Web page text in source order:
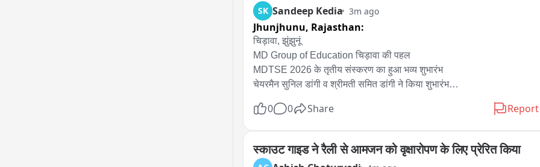
SK Sandeep Kedia 3m ago
Jhunjhunu, Rajasthan:
चिड़ावा, झुंझुनूं
MD Group of Education चिड़ावा की पहल
MDTSE 2026 के तृतीय संस्करण का हुआ भव्य शुभारंभ
चेयरमैन सुनिल डांगी व श्रीमती समित डांगी ने किया शुभारंभ
शेखावाटी के साथ—साथ हरियाणा के विद्यार्थियों को मिलेगा मौका
नीट, जेईई समेत अन्य प्रतियोगी परीक्षाओं की तैयारी करवाती है संस्था
एमडी कॅरिअर लाइन कोचिंग के जरिए स्कूलिंग के साथ करवाती है तैयारी
0 0 Share Report
स्काउट गाइड ने रैली से आमजन को वृक्षारोपण के लिए प्रेरित किया